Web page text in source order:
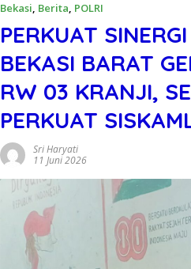
Bekasi, Berita, POLRI
PERKUAT
BEKASI BARAT
RW 03 KRANJI,
PERKUAT
Sri Haryati
11 Juni 2026